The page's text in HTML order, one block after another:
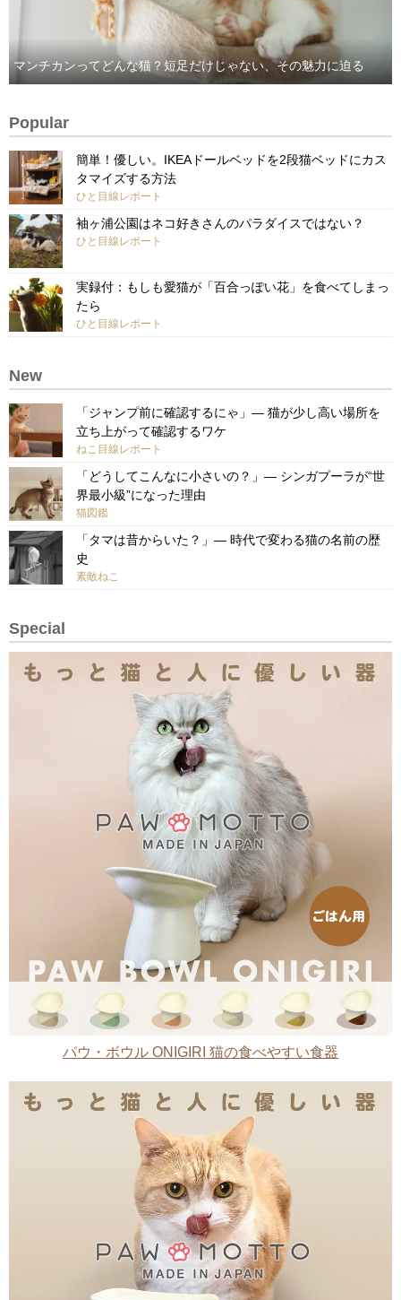
マンチカンってどんな猫？短足だけじゃない、その魅力に迫る
Popular
簡単！優しい。IKEAドールベッドを2段猫ベッドにカス
タマイズする方法
ひと目線レポート
袖ヶ浦公園はネコ好きさんのパラダイスではない？
ひと目線レポート
実録付：もしも愛猫が「百合っぽい花」を食べてしまっ
たら
ひと目線レポート
New
「ジャンプ前に確認するにゃ」— 猫が少し高い場所を
立ち上がって確認するワケ
ねこ目線レポート
「どうしてこんなに小さいの？」— シンガプーラが“世
界最小級”になった理由
猫図鑑
「タマは昔からいた？」— 時代で変わる猫の名前の歴
史
素敵ねこ
Special
パウ・ボウル ONIGIRI 猫の食べやすい食器